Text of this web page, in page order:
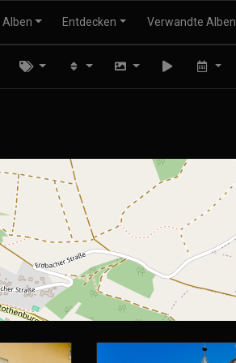
Alben Entdecken Verwandte Alben